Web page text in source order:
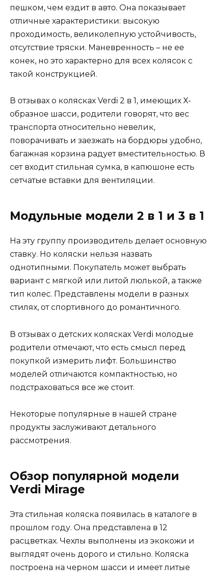
пешком, чем ездит в авто. Она показывает
отличные характеристики: высокую
проходимость, великолепную устойчивость,
отсутствие тряски. Маневренность – не ее
конек, но это характерно для всех колясок с
такой конструкцией.
В отзывах о колясках Verdi 2 в 1, имеющих Х-
образное шасси, родители говорят, что вес
транспорта относительно невелик,
поворачивать и заезжать на бордюры удобно,
багажная корзина радует вместительностью. В
сет входит стильная сумка, в капюшоне есть
сетчатые вставки для вентиляции.
Модульные модели 2 в 1 и 3 в 1
На эту группу производитель делает основную
ставку. Но коляски нельзя назвать
однотипными. Покупатель может выбрать
вариант с мягкой или литой люлькой, а также
тип колес. Представлены модели в разных
стилях, от спортивного до романтичного.
В отзывах о детских колясках Verdi молодые
родители отмечают, что есть смысл перед
покупкой измерить лифт. Большинство
моделей отличаются компактностью, но
подстраховаться все же стоит.
Некоторые популярные в нашей стране
продукты заслуживают детального
рассмотрения.
Обзор популярной модели
Verdi Mirage
Эта стильная коляска появилась в каталоге в
прошлом году. Она представлена в 12
расцветках. Чехлы выполнены из экокожи и
выглядят очень дорого и стильно. Коляска
построена на черном шасси и имеет литые